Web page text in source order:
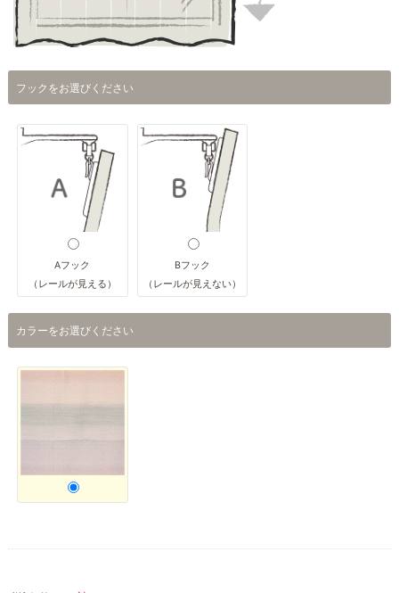
フックをお選びください
Aフック
（レールが見える）
Bフック
（レールが見えない）
カラーをお選びください